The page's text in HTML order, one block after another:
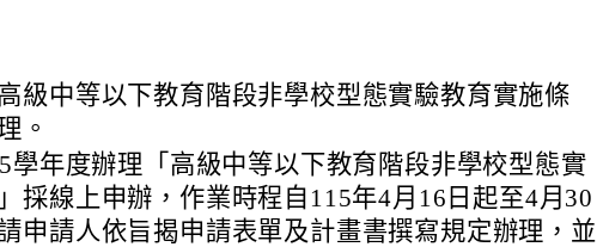
級中等以下教育階段非學校型態實驗教育實施條
。
學年度辦理「高級中等以下教育階段非學校型態實
採線上申辦，作業時程自115年4月16日起至4月30
申請人依旨揭申請表單及計畫書撰寫規定辦理，並